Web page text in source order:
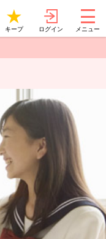
キープ ログイン メニュー